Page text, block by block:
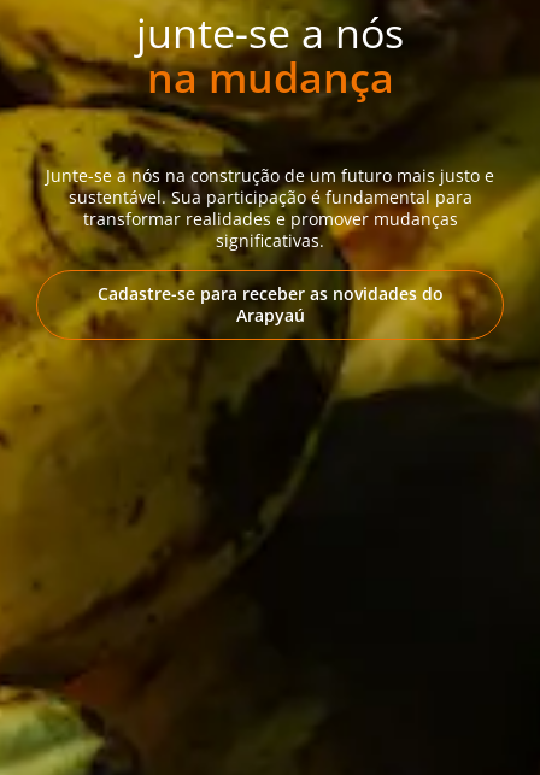
junte-se a nós
na mudança
Junte-se a nós na construção de um futuro mais justo e
sustentável. Sua participação é fundamental para
transformar realidades e promover mudanças
significativas.
Cadastre-se para receber as novidades do
Arapyaú